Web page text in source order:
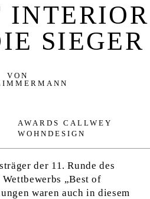
ARCHITECTURE
PUBLISHING
BLOG
JOBS
SHOP
INTERIOR
SIEGER
VON
AWARDS
CALLWEY
WOHNDESIGN
der 11. Runde des
„Best of
waren auch in diesem